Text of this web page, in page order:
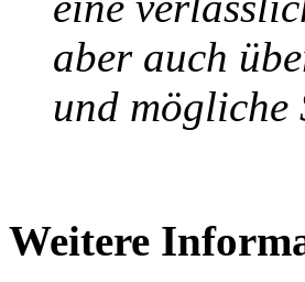
aber auch
und mögliche
Weitere